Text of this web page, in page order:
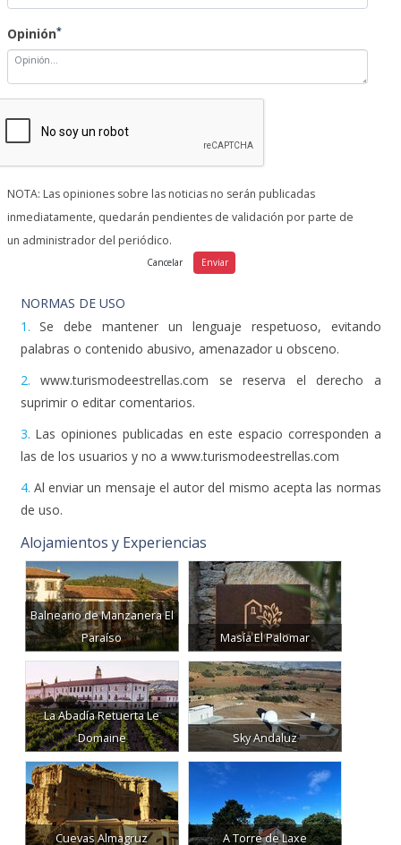
Opinión*
NOTA: Las opiniones sobre las noticias no serán publicadas
inmediatamente, quedarán pendientes de validación por parte de
un administrador del periódico.
NORMAS DE USO
1. Se debe mantener un lenguaje respetuoso, evitando
palabras o contenido abusivo, amenazador u obsceno.
2. www.turismodeestrellas.com se reserva el derecho a
suprimir o editar comentarios.
3. Las opiniones publicadas en este espacio corresponden a
las de los usuarios y no a www.turismodeestrellas.com
4. Al enviar un mensaje el autor del mismo acepta las normas
de uso.
Alojamientos y Experiencias
Balneario de Manzanera El
Paraíso
Masía El Palomar
La Abadía Retuerta Le
Domaine
Sky Andaluz
Cuevas Almagruz A Torre de Laxe